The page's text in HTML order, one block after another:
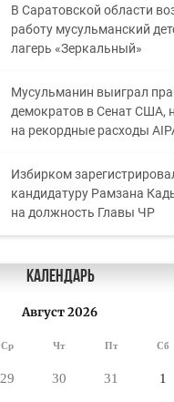
В Саратовской области
работу мусульманский
лагерь «Зеркальный»
Мусульманин выиграл
демократов в Сенат США,
на рекордные расходы
Избирком
кандидатуру Рамзана
на должность Главы ЧР
Календарь
Август 2026
Ср Чт Пт Сб
29 30 31 1